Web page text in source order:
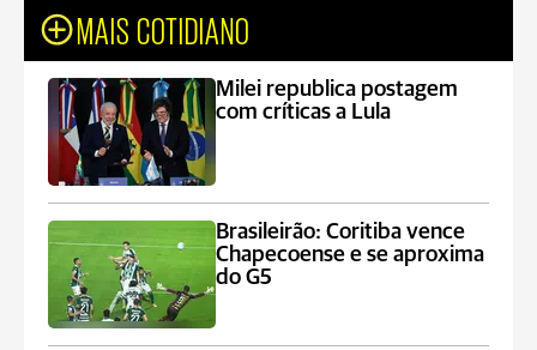
MAIS COTIDIANO
Milei republica postagem
com críticas a Lula
Brasileirão: Coritiba vence
Chapecoense e se aproxima
do G5